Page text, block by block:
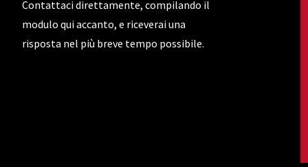
Contattaci direttamente, compilando il
modulo qui accanto, e riceverai una
risposta nel più breve tempo possibile.